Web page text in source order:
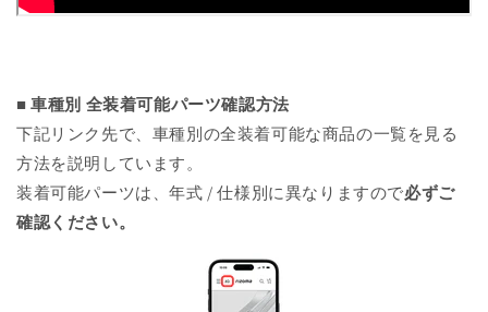
■ 車種別 全装着可能パーツ確認方法
下記リンク先で、車種別の全装着可能な商品の一覧を見る
方法を説明しています。
装着可能パーツは、年式 / 仕様別に異なりますので必ずご
確認ください。